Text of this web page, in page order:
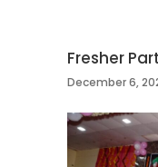
Fresher
December 6,